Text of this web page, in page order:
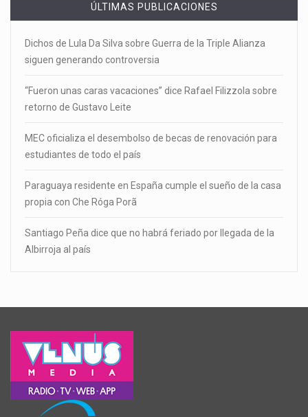
ÚLTIMAS PUBLICACIONES
Dichos de Lula Da Silva sobre Guerra de la Triple Alianza
siguen generando controversia
“Fueron unas caras vacaciones” dice Rafael Filizzola sobre
retorno de Gustavo Leite
MEC oficializa el desembolso de becas de renovación para
estudiantes de todo el país
Paraguaya residente en España cumple el sueño de la casa
propia con Che Róga Porã
Santiago Peña dice que no habrá feriado por llegada de la
Albirroja al país